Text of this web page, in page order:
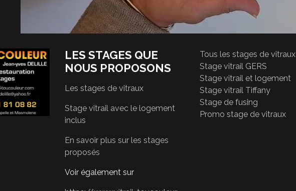
LES STAGES QUE
NOUS PROPOSONS
Les stages de vitraux
Stage vitrail avec le logement
inclus
En savoir plus sur les stages
proposés
Voir également sur
Tous les stages de vitraux
Stage vitrail GERS
Stage vitrail et logement
Stage vitrail Tiffany
Stage de fusing
Promo stage de vitraux